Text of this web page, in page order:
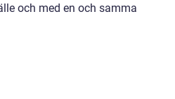
och med en och samma